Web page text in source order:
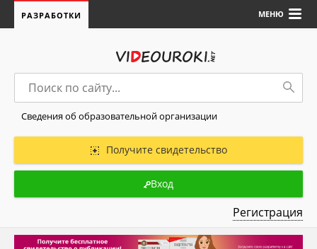
МЕНЮ
РАЗРАБОТКИ
Сведения об образовательной организации
Получите свидетельство
Вход
Регистрация